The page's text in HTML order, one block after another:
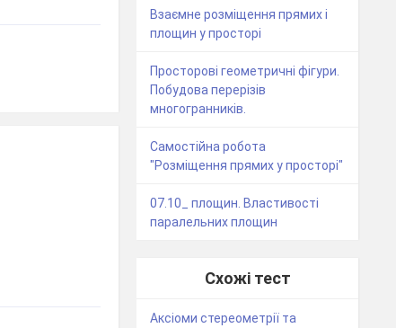
Взаємне розміщення прямих і
площин у просторі
Просторові геометричні фігури.
Побудова перерізів
многогранників.
Самостійна робота
"Розміщення прямих у просторі"
07.10_ площин. Властивості
паралельних площин
Схожі тест
Аксіоми стереометрії та